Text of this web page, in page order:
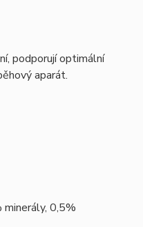
podporují optimální
aparát.
0,5%